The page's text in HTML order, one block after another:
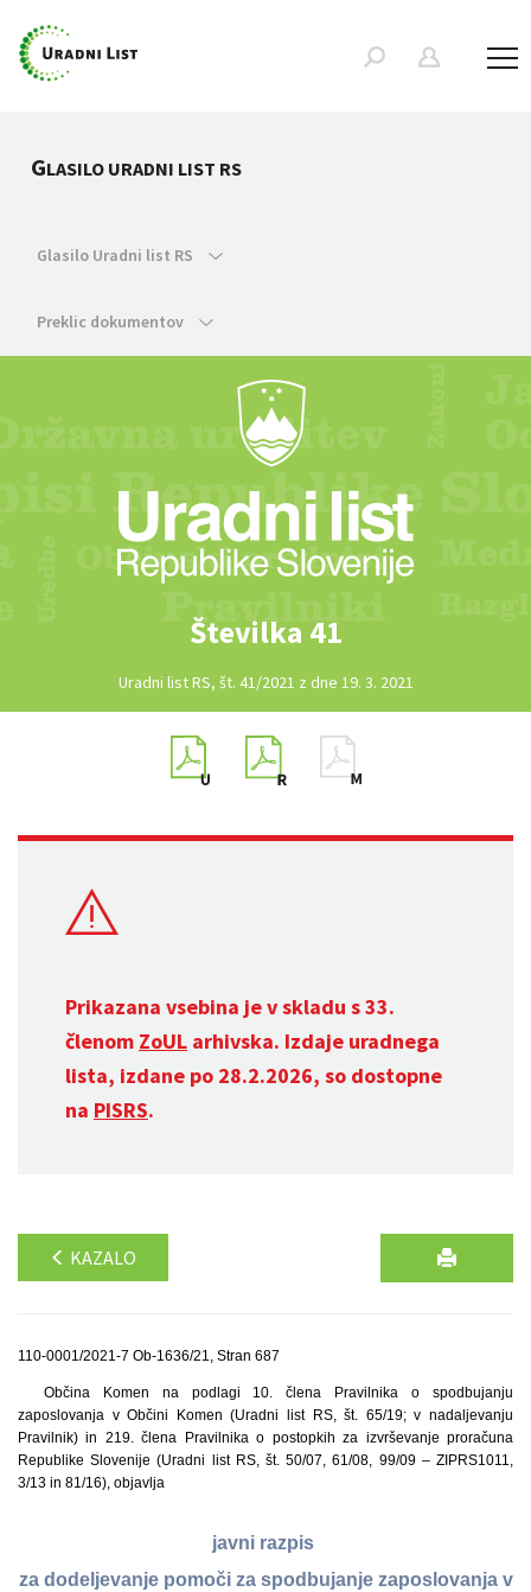
GLASILO URADNI LIST RS
Glasilo Uradni list RS
Preklic dokumentov
Številka 41
Uradni list RS, št. 41/2021 z dne 19. 3. 2021
Prikazana vsebina je v skladu s 33.
členom ZoUL arhivska. Izdaje uradnega
lista, izdane po 28.2.2026, so dostopne
na PISRS.
KAZALO
110-0001/2021-7 Ob-1636/21, Stran 687
Občina Komen na podlagi 10. člena Pravilnika o spodbujanju
zaposlovanja v Občini Komen (Uradni list RS, št. 65/19; v nadaljevanju
Pravilnik) in 219. člena Pravilnika o postopkih za izvrševanje proračuna
Republike Slovenije (Uradni list RS, št. 50/07, 61/08, 99/09 – ZIPRS1011,
3/13 in 81/16), objavlja
javni razpis
za dodeljevanje pomoči za spodbujanje zaposlovanja v